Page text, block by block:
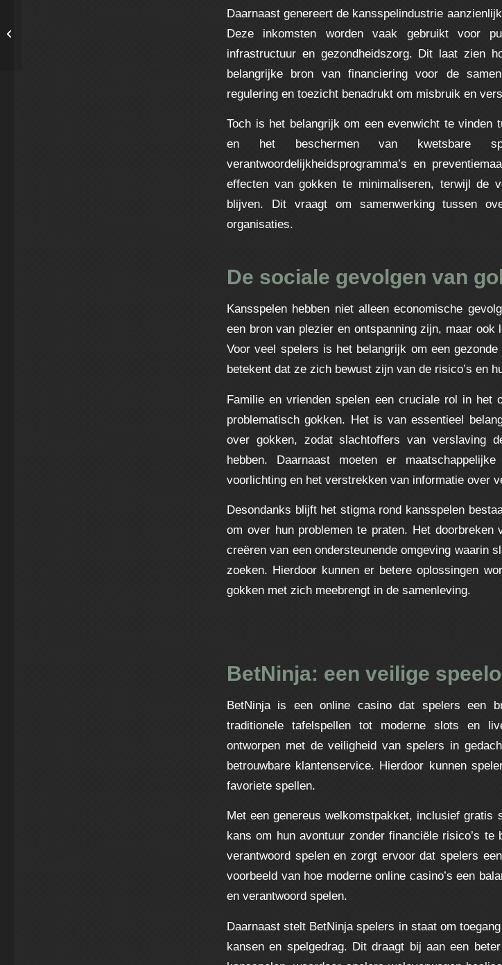
Daarnaast genereert de kansspelindustrie
Deze inkomsten worden vaak gebruikt voor
infrastructuur en gezondheidszorg. Dit laat zien
belangrijke bron van financiering voor de
regulering en toezicht benadrukt om misbruik en
Toch is het belangrijk om een evenwicht te vinden
en het beschermen van kwetsbare
verantwoordelijkheidsprogramma’s en
effecten van gokken te minimaliseren, terwijl de
blijven. Dit vraagt om samenwerking tussen
organisaties.
De sociale gevolgen van
Kansspelen hebben niet alleen economische
een bron van plezier en ontspanning zijn, maar
Voor veel spelers is het belangrijk om een
betekent dat ze zich bewust zijn van de risico’s en
Familie en vrienden spelen een cruciale rol in het
problematisch gokken. Het is van essentieel
over gokken, zodat slachtoffers van verslaving
hebben. Daarnaast moeten er
voorlichting en het verstrekken van informatie over
Desondanks blijft het stigma rond kansspelen
om over hun problemen te praten. Het
creëren van een ondersteunende omgeving waarin
zoeken. Hierdoor kunnen er betere oplossingen
gokken met zich meebrengt in de samenleving.
BetNinja: een veilige
BetNinja is een online casino dat spelers een
traditionele tafelspellen tot moderne slots en
ontworpen met de veiligheid van spelers in
betrouwbare klantenservice. Hierdoor kunnen
favoriete spellen.
Met een genereus welkomstpakket, inclusief gratis
kans om hun avontuur zonder financiële risico’s te
verantwoord spelen en zorgt ervoor dat spelers
voorbeeld van hoe moderne online casino’s een
en verantwoord spelen.
Daarnaast stelt BetNinja spelers in staat om
kansen en spelgedrag. Dit draagt bij aan een